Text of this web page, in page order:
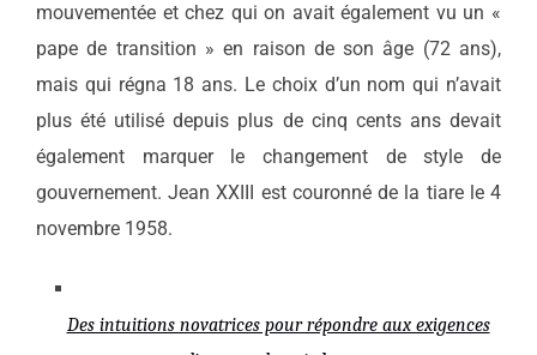
mouvementée et chez qui on avait également vu un «
pape de transition » en raison de son âge (72 ans),
mais qui régna 18 ans. Le choix d’un nom qui n’avait
plus été utilisé depuis plus de cinq cents ans devait
également marquer le changement de style de
gouvernement. Jean XXIII est couronné de la tiare le 4
novembre 1958.
Des intuitions novatrices pour répondre aux exigences